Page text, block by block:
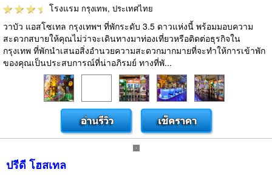
โรงแรม กรุงเทพ, ประเทศไทย
วาบัว แอสโซเทล กรุงเทพฯ ที่พักระดับ 3.5 ดาวแห่งนี้ พร้อมมอบความ
สะดวกสบายให้คุณไม่ว่าจะเดินทางมาท่องเที่ยวหรือติดต่อธุรกิจใน
กรุงเทพ ที่พักนำเสนอสิ่งอำนวยความสะดวกมากมายที่จะทำให้การเข้าพัก
ของคุณเป็นประสบการณ์ที่น่าอภิรมย์ ทางที่พั...
ปรีดี โฮสเทล